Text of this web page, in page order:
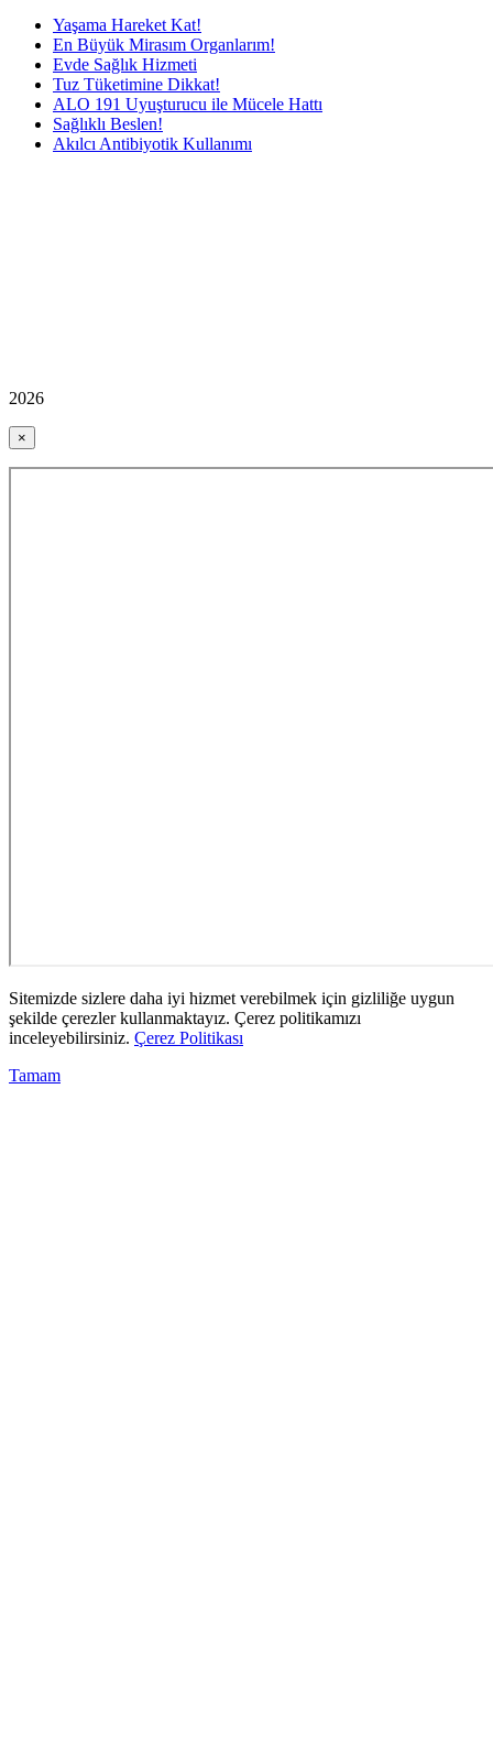
Yaşama Hareket Kat!
En Büyük Mirasım Organlarım!
Evde Sağlık Hizmeti
Tuz Tüketimine Dikkat!
ALO 191 Uyuşturucu ile Mücele Hattı
Sağlıklı Beslen!
Akılcı Antibiyotik Kullanımı
2026
×
Sitemizde sizlere daha iyi hizmet verebilmek için gizliliğe uygun
şekilde çerezler kullanmaktayız. Çerez politikamızı
inceleyebilirsiniz. Çerez Politikası
Tamam